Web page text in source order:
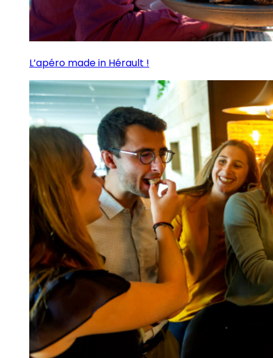
L’apéro made in Hérault !